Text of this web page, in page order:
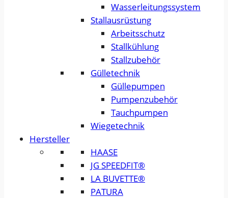
Wasserleitungssystem
Stallausrüstung
Arbeitsschutz
Stallkühlung
Stallzubehör
Gülletechnik
Güllepumpen
Pumpenzubehör
Tauchpumpen
Wiegetechnik
Hersteller
HAASE
JG SPEEDFIT®
LA BUVETTE®
PATURA